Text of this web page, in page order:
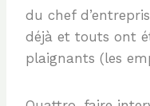
du chef
déjà et touts ont
plaignants (les